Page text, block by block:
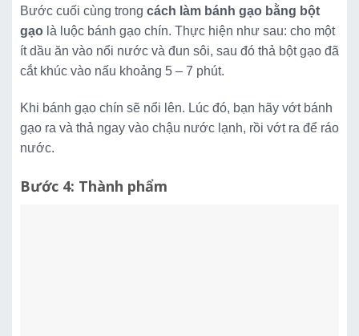
Bước cuối cùng trong cách làm bánh gạo bằng bột
gạo là luộc bánh gạo chín. Thực hiện như sau: cho một
ít dầu ăn vào nổi nước và đun sôi, sau đó thả bột gạo đã
cắt khúc vào nấu khoảng 5 – 7 phút.
Khi bánh gạo chín sẽ nổi lên. Lúc đó, bạn hãy vớt bánh
gạo ra và thả ngay vào chậu nước lạnh, rồi vớt ra để ráo
nước.
Bước 4: Thành phẩm